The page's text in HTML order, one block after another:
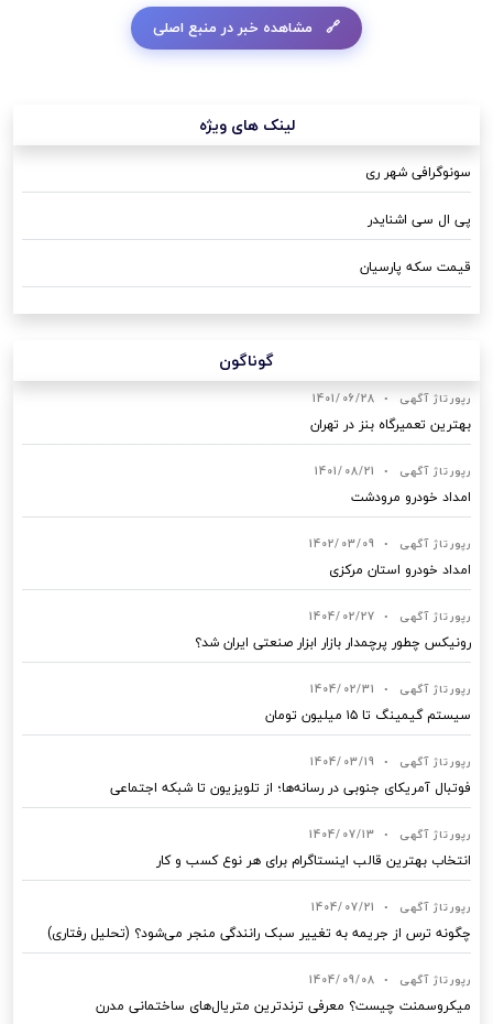
مشاهده خبر در منبع اصلی
لینک های ویژه
سونوگرافی شهر ری
پی ال سی اشنایدر
قیمت سکه پارسیان
گوناگون
رپورتاژ آگهی •
1401/06/28
بهترین تعمیرگاه بنز در تهران
رپورتاژ آگهی •
1401/08/21
امداد خودرو مرودشت
رپورتاژ آگهی •
1402/03/09
امداد خودرو استان مرکزی
رپورتاژ آگهی •
1404/02/27
رونیکس چطور پرچمدار بازار ابزار صنعتی ایران شد؟
رپورتاژ آگهی •
1404/02/31
سیستم گیمینگ تا ۱۵ میلیون تومان
رپورتاژ آگهی •
1404/03/19
فوتبال آمریکای جنوبی در رسانه‌ها؛ از تلویزیون تا شبکه اجتماعی
رپورتاژ آگهی •
1404/07/13
انتخاب بهترین قالب‌ اینستاگرام برای هر نوع کسب‌ و کار
رپورتاژ آگهی •
1404/07/21
چگونه ترس از جریمه به تغییر سبک رانندگی منجر می‌شود؟ (تحلیل رفتاری)
رپورتاژ آگهی •
1404/09/08
میکروسمنت چیست؟ معرفی ترندترین متریال‌های ساختمانی مدرن